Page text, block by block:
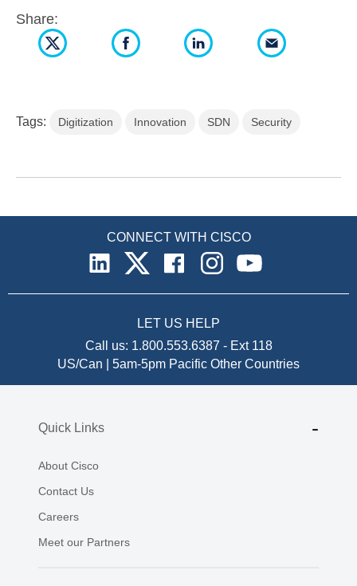
Share:
Tags: Digitization Innovation SDN Security
CONNECT WITH CISCO
LET US HELP
Call us: 1.800.553.6387 - Ext 118
US/Can | 5am-5pm Pacific Other Countries